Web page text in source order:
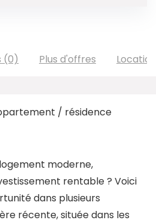
(0) Plus d'offres Location
/ résidence
moderne,
rentable ? Voici
dans plusieurs
récente, située dans les